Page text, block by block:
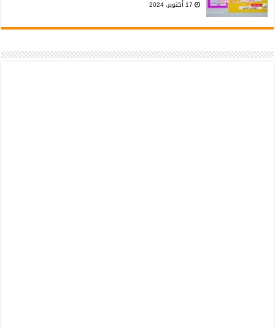
17 أكتوبر، 2024